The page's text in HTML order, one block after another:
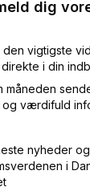
dig
den vigtigste
i din
måneden
værdifuld
nyheder
i